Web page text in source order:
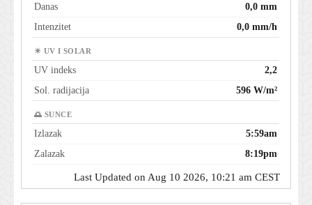
Danas
0,0 mm
Intenzitet
0,0 mm/h
☀ UV I SOLAR
UV indeks
2,2
Sol. radijacija
596 W/m²
🌅 SUNCE
Izlazak
5:59am
Zalazak
8:19pm
Last Updated on Aug 10 2026, 10:21 am CEST